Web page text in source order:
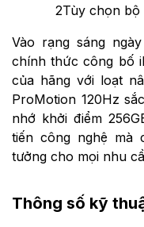
2Tùy chọn bộ
Vào rạng sáng
chính thức công bố
của hãng với loạt
ProMotion 120Hz
nhớ khởi điểm
tiến công nghệ mà
tưởng cho mọi nhu
Thông số kỹ